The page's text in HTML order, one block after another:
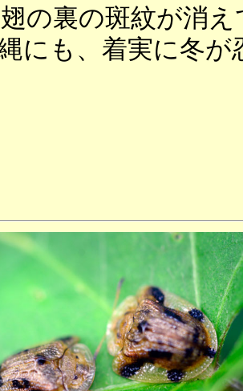
の裏の斑紋が消
にも、着実に冬が